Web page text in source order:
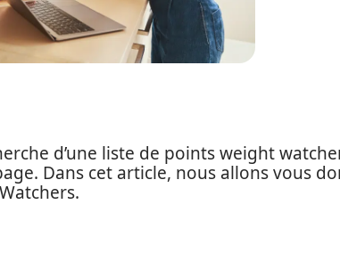
d’une liste de points weight
Dans cet article, nous allons vous